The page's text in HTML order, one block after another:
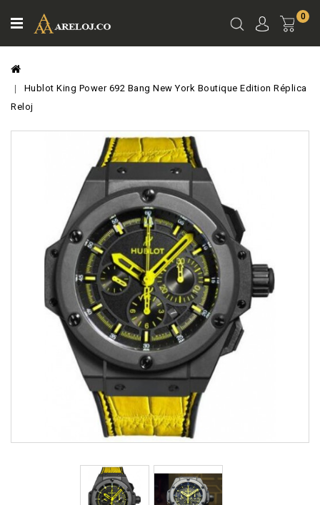
0
Hublot King Power 692 Bang New York Boutique Edition Réplica
Reloj